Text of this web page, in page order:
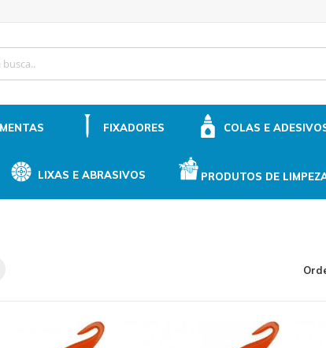
FIXADORES COLAS E
LIXAS E ABRASIVOS PRODUTOS DE